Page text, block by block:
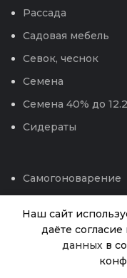
Рассада
Садовая мебель
Севок, чеснок
Семена
Семена 40% до
Сидераты
Самогоноварение
Средства защиты ,
Теплицы и
Наш сайт
даёте
данных в
чешуйчатый
Тип Р9 15-20